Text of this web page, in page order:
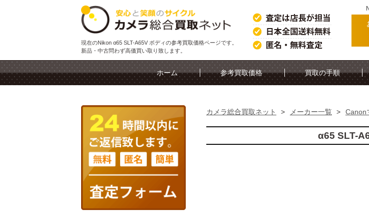
現在のNikon α65 SLT-A65V ボディの参考買取価格ページです。
新品・中古問わず高価買い取り致します。
ホーム 参考買取価格 買取の手順
カメラ総合買取ネット > メーカー一覧 > Canon
α65 SLT-